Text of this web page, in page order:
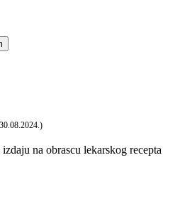
na obrascu lekarskog recepta